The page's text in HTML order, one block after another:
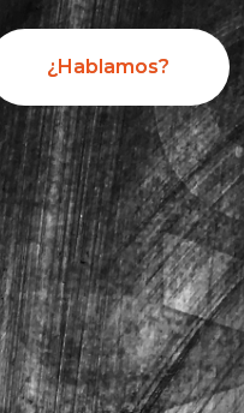
¿Hablamos?